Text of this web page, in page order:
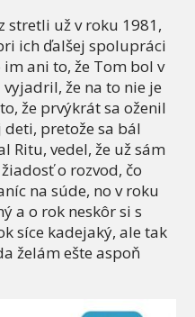
stretli už v roku 1981,
ich ďalšej spolupráci
ani to, že Tom bol v
že na to nie je
že prvýkrát sa oženil
pretože sa bál
Ritu, vedel, že už sám
o rozvod, čo
na súde, no v roku
a o rok neskôr si s
síce kadejaký, ale tak
želám ešte aspoň